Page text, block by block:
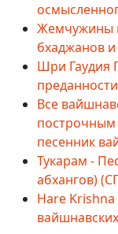
Жемчужины
бхаджанов
Шри Гаудия
Все
песенник
Тукарам -
абхангов)
Hare Krishna